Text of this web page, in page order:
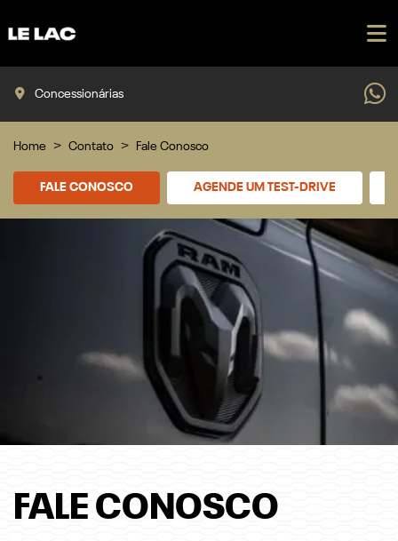
Concessionárias
Home Contato Fale Conosco
FALE CONOSCO AGENDE UM TEST-DRIVE
FALE CONOSCO